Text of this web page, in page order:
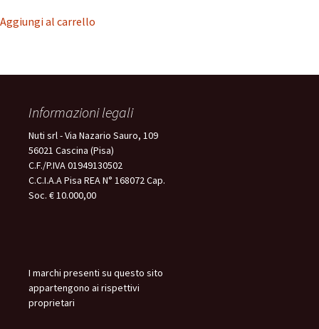
Aggiungi al carrello
Informazioni legali
Nuti srl - Via Nazario Sauro, 109
56021 Cascina (Pisa)
C.F./P.IVA 01949130502
C.C.I.A.A Pisa REA N° 168072 Cap.
Soc. € 10.000,00
I marchi presenti su questo sito
appartengono ai rispettivi
proprietari